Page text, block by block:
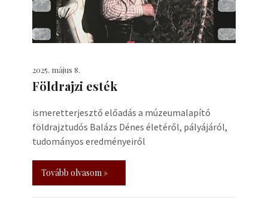
2025. május 8.
Földrajzi esték
ismeretterjesztő előadás a múzeumalapító
földrajztudós Balázs Dénes életéről, pályájáról,
tudományos eredményeiről
Tovább olvasom »